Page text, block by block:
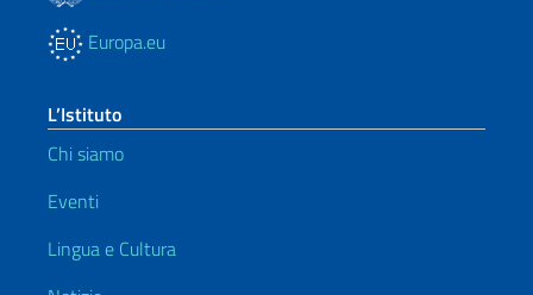
Europa.eu
L’Istituto
Chi siamo
Eventi
Lingua e Cultura